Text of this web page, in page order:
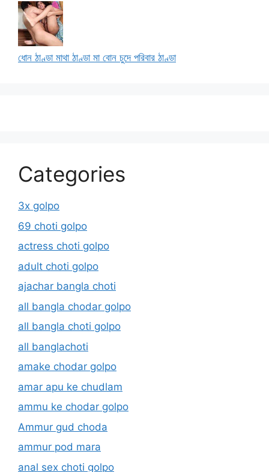
ধোন ঠাণ্ডা মাথা ঠাণ্ডা মা বোন চুদে পরিবার ঠাণ্ডা
Categories
3x golpo
69 choti golpo
actress choti golpo
adult choti golpo
ajachar bangla choti
all bangla chodar golpo
all bangla choti golpo
all banglachoti
amake chodar golpo
amar apu ke chudlam
ammu ke chodar golpo
Ammur gud choda
ammur pod mara
anal sex choti golpo